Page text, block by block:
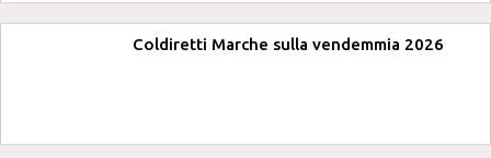
Coldiretti Marche sulla vendemmia 2026